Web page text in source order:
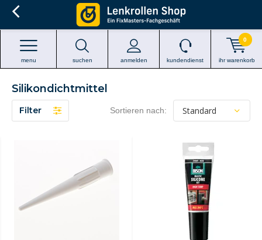
suchen anmelden
menu kundendienst ihr warenkorb
0
Silikondichtmittel
Filter Sortieren nach: